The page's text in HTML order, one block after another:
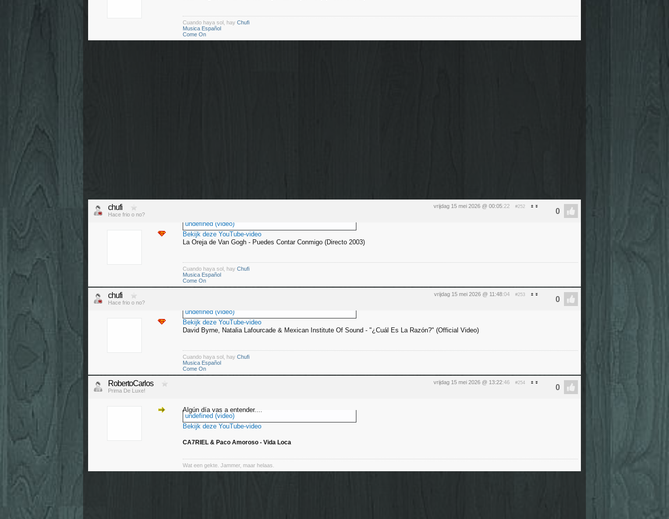
Cuando haya sol, hay Chufi
Musica Español
Come On
vrijdag 15 mei 2026 @ 00:05:22 #252
chufi
Hace frio o no?
undefined (video)
Bekijk deze YouTube-video
La Oreja de Van Gogh - Puedes Contar Conmigo (Directo 2003)
Cuando haya sol, hay Chufi
Musica Español
Come On
vrijdag 15 mei 2026 @ 11:48:04 #253
chufi
Hace frio o no?
undefined (video)
Bekijk deze YouTube-video
David Byrne, Natalia Lafourcade & Mexican Institute Of Sound - "¿Cuál Es La Razón?" (Official Video)
Cuando haya sol, hay Chufi
Musica Español
Come On
vrijdag 15 mei 2026 @ 13:22:46 #254
RobertoCarlos
Prima De Luxe!
Algún día vas a entender....
undefined (video)
Bekijk deze YouTube-video
CA7RIEL & Paco Amoroso - Vida Loca
Wat een gekte. Jammer, maar helaas.